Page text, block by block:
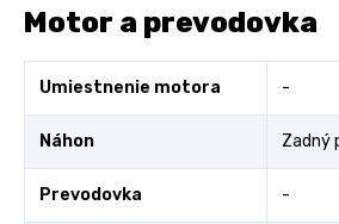
Motor a prevodovka
Umiestnenie motora -
Náhon Zadný
Prevodovka -